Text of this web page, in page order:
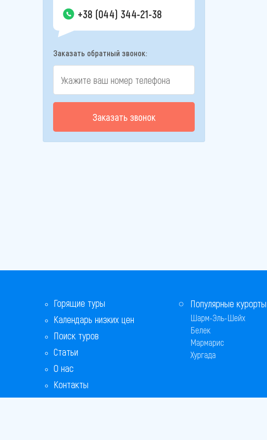
+38 (044) 344-21-38
Заказать обратный звонок:
Заказать звонок
Горящие туры
Календарь низких цен
Поиск туров
Статьи
О нас
Контакты
Бонусная программа
Популярные курорты
Шарм-Эль-Шейх
Белек
Мармарис
Хургада